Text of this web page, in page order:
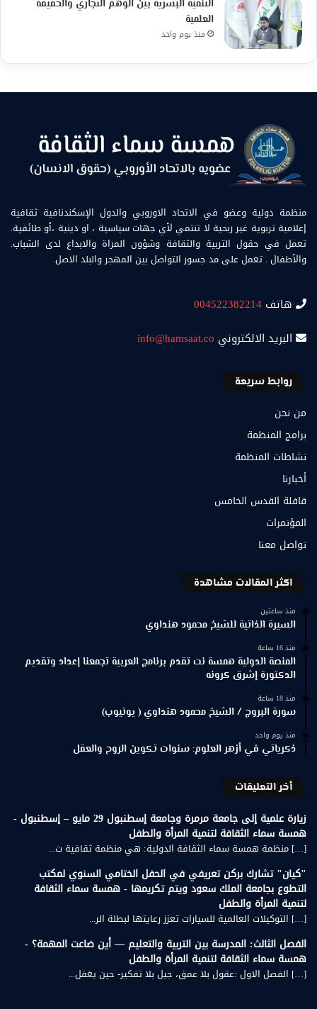
التنمية البشرية بين الوهم التجاري والحقيقة
العلمية
منذ يوم واحد
منظمة دولية وعضو في الاتحاد الاوروبي والدول الإسكندنافية ثقافية
إعلامية تربوية غير ربحية لا تنتمي لأي جهات سياسية ، او دينية ،أو طائفية.
تعمل في حقول التربية والثقافة وشؤون المراة والابداع لدى الشباب.
والأطفال . تعمل على مد جسور التواصل بين المهجر والبلد الاصل.
هاتف 004522382214
البريد الالكتروني info@hamsaat.co
روابط سريعة
من نحن
برامج المنظمة
نشاطات المنظمة
أخبارنا
قافلة القدس الخامس
المؤتمرات
تواصل معنا
اكثر المقالات مشاهدة
منذ ساعتين
السيرة الذاتية للشيخ محمود هنداوي
منذ 16 ساعة
المنصة الدولية همسة نت تقدم برنامج العربية تجمعنا إعداد وتقديم
الدكتورة إشرق كرونه
منذ 18 ساعة
سورة البروج / الشيخ محمود هنداوي ( يوتيوب)
منذ يوم واحد
ذكرياتي في أزهر العلوم: سنوات تكوين الروح والعقل
أخر التعليقات
زيارة علمية إلى جامعة مرمرة وجامعة إسطنبول 29 مايو – إسطنبول -
همسة سماء الثقافة لتنمية المرأة والطفل
[…] منظمة همسة سماء الثقافة الدولية: هي منظمة ثقافية ت...
"كيان" تشارك بركن تعريفي في الحفل الختامي السنوي لمكتب
التطوع بجامعة الملك سعود ويتم تكريمها - همسة سماء الثقافة
لتنمية المرأة والطفل
[…] التوكيلات العالمية للسيارات تعزز رعايتها لبطلة الر...
الفصل الثالث: المدرسة بين التربية والتعليم — أين ضاعت المهمة؟ -
همسة سماء الثقافة لتنمية المرأة والطفل
[…] الفصل الاول :عقول بلا عمق، جيل بلا تفكير- حين يغفل...